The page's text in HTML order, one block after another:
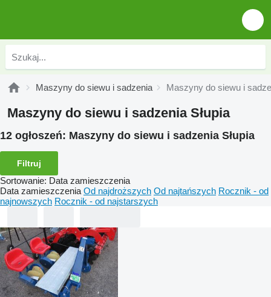
Maszyny do siewu i sadzenia Maszyny do siewu i
Maszyny do siewu i sadzenia Słupia
12 ogłoszeń: Maszyny do siewu i sadzenia Słupia
Filtruj
Sortowanie: Data zamieszczenia
Data zamieszczenia Od najdroższych Od najtańszych Rocznik - od
najnowszych Rocznik - od najstarszych